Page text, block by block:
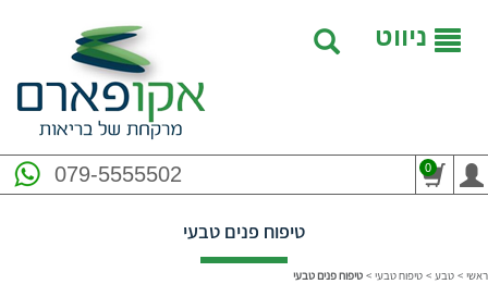
ניווט
079-5555502 0
טיפוח פנים טבעי
ראשי > טבע > טיפוח טבעי > טיפוח פנים טבעי